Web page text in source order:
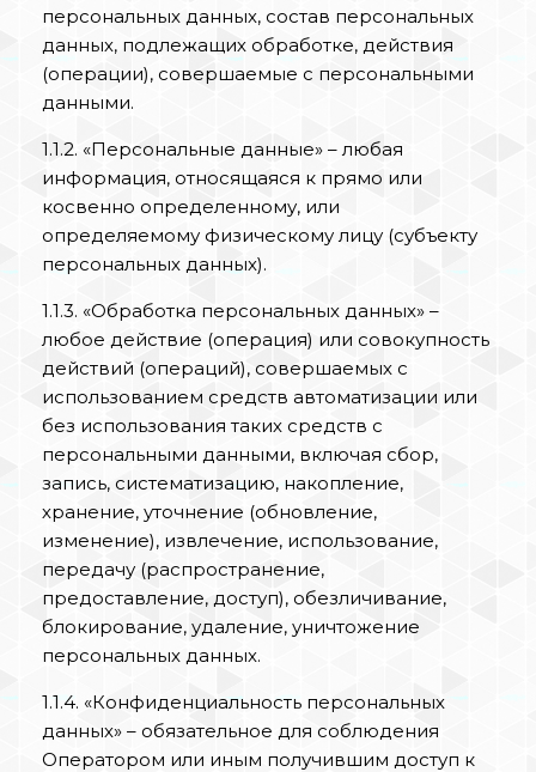
персональных данных, состав персональных
данных, подлежащих обработке, действия
(операции), совершаемые с персональными
данными.
1.1.2. «Персональные данные» – любая
информация, относящаяся к прямо или
косвенно определенному, или
определяемому физическому лицу (субъекту
персональных данных).
1.1.3. «Обработка персональных данных» –
любое действие (операция) или совокупность
действий (операций), совершаемых с
использованием средств автоматизации или
без использования таких средств с
персональными данными, включая сбор,
запись, систематизацию, накопление,
хранение, уточнение (обновление,
изменение), извлечение, использование,
передачу (распространение,
предоставление, доступ), обезличивание,
блокирование, удаление, уничтожение
персональных данных.
1.1.4. «Конфиденциальность персональных
данных» – обязательное для соблюдения
Оператором или иным получившим доступ к